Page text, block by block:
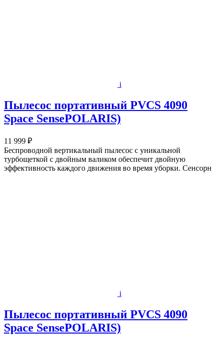
i
Пылесос портативный PVCS 4090
Space SensePOLARIS)
11 999 ₽
Беспроводной вертикальный пылесос с уникальной
турбощеткой с двойным валиком обеспечит двойную
эффективность каждого движения во время уборки. Сенсорн
i
Пылесос портативный PVCS 4090
Space SensePOLARIS)